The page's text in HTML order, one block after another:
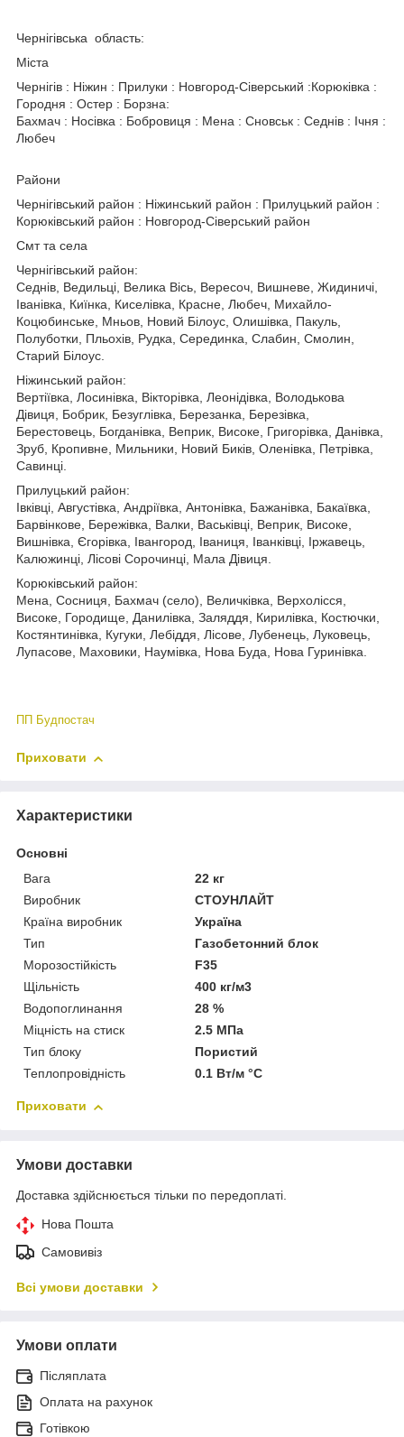
Чернігівська область:
Міста
Чернігів : Ніжин : Прилуки : Новгород-Сіверський :Корюківка :
Городня : Остер : Борзна:
Бахмач : Носівка : Бобровиця : Мена : Сновськ : Седнів : Ічня :
Любеч
Райони
Чернігівський район : Ніжинський район : Прилуцький район :
Корюківський район : Новгород-Сіверський район
Смт та села
Чернігівський район:
Седнів, Ведильці, Велика Вісь, Вересоч, Вишневе, Жидиничі,
Іванівка, Киїнка, Киселівка, Красне, Любеч, Михайло-
Коцюбинське, Мньов, Новий Білоус, Олишівка, Пакуль,
Полуботки, Пльохів, Рудка, Серединка, Слабин, Смолин,
Старий Білоус.
Ніжинський район:
Вертіївка, Лосинівка, Вікторівка, Леонідівка, Володькова
Дівиця, Бобрик, Безуглівка, Березанка, Березівка,
Берестовець, Богданівка, Веприк, Високе, Григорівка, Данівка,
Зруб, Кропивне, Мильники, Новий Биків, Оленівка, Петрівка,
Савинці.
Прилуцький район:
Івківці, Августівка, Андріївка, Антонівка, Бажанівка, Бакаївка,
Барвінкове, Бережівка, Валки, Васьківці, Веприк, Високе,
Вишнівка, Єгорівка, Івангород, Іваниця, Іванківці, Іржавець,
Калюжинці, Лісові Сорочинці, Мала Дівиця.
Корюківський район:
Мена, Сосниця, Бахмач (село), Величківка, Верхолісся,
Високе, Городище, Данилівка, Заляддя, Кирилівка, Костючки,
Костянтинівка, Кугуки, Лебіддя, Лісове, Лубенець, Луковець,
Лупасове, Маховики, Наумівка, Нова Буда, Нова Гуринівка.
ПП Будпостач
Приховати
Характеристики
Основні
Вага
22 кг
Виробник
СТОУНЛАЙТ
Країна виробник
Україна
Тип
Газобетонний блок
Морозостійкість
F35
Щільність
400 кг/м3
Водопоглинання
28 %
Міцність на стиск
2.5 МПа
Тип блоку
Пористий
Теплопровідність
0.1 Вт/м °С
Приховати
Умови доставки
Доставка здійснюється тільки по передоплаті.
Нова Пошта
Самовивіз
Всі умови доставки
Умови оплати
Післяплата
Оплата на рахунок
Готівкою